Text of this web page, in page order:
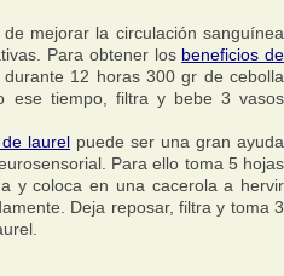
de mejorar la circulación sanguínea
Para obtener los beneficios de
durante 12 horas 300 gr de cebolla
ese tiempo, filtra y bebe 3 vasos
laurel puede ser una gran ayuda
Para ello toma 5 hojas
y coloca en una cacerola a hervir
Deja reposar, filtra y toma 3